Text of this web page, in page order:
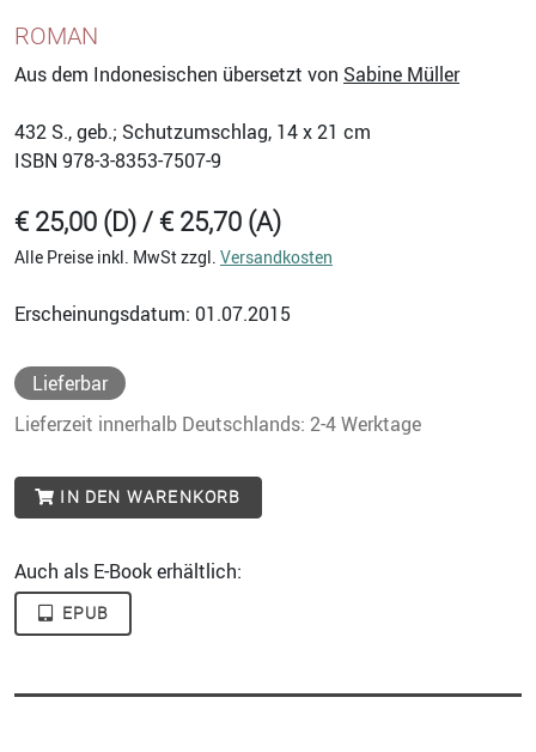
ROMAN
Aus dem Indonesischen übersetzt von Sabine Müller
432 S., geb.; Schutzumschlag, 14 x 21 cm
ISBN 978-3-8353-7507-9
€ 25,00 (D) / € 25,70 (A)
Alle Preise inkl. MwSt zzgl. Versandkosten
Erscheinungsdatum: 01.07.2015
Lieferbar
Lieferzeit innerhalb Deutschlands: 2-4 Werktage
IN DEN WARENKORB
Auch als E-Book erhältlich:
EPUB